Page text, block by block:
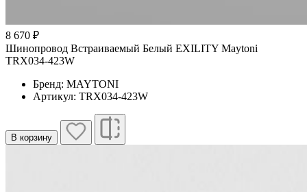
8 670 ₽
Шинопровод Встраиваемый Белый EXILITY Maytoni
TRX034-423W
Бренд: MAYTONI
Артикул: TRX034-423W
В корзину